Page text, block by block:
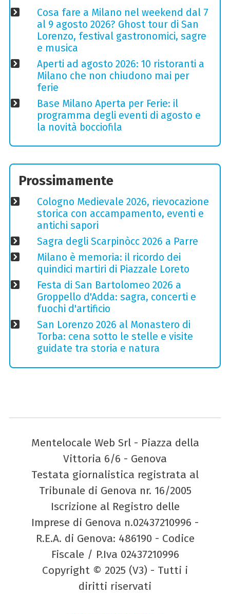
Cosa fare a Milano nel weekend dal 7
al 9 agosto 2026? Ghost tour di San
Lorenzo, festival gastronomici, sagre
e musica
Aperti ad agosto 2026: 10 ristoranti a
Milano che non chiudono mai per
ferie
Base Milano Aperta per Ferie: il
programma degli eventi di agosto e
la novità bocciofila
Prossimamente
Cologno Medievale 2026, rievocazione
storica con accampamento, eventi e
antichi sapori
Sagra degli Scarpinòcc 2026 a Parre
Milano è memoria: il ricordo dei
quindici martiri di Piazzale Loreto
Festa di San Bartolomeo 2026 a
Groppello d'Adda: sagra, concerti e
fuochi d'artificio
San Lorenzo 2026 al Monastero di
Torba: cena sotto le stelle e visite
guidate tra storia e natura
Mentelocale Web Srl - Piazza della
Vittoria 6/6 - Genova
Testata giornalistica registrata al
Tribunale di Genova nr. 16/2005
Iscrizione al Registro delle
Imprese di Genova n.02437210996 -
R.E.A. di Genova: 486190 - Codice
Fiscale / P.Iva 02437210996
Copyright © 2025 (V3) - Tutti i
diritti riservati